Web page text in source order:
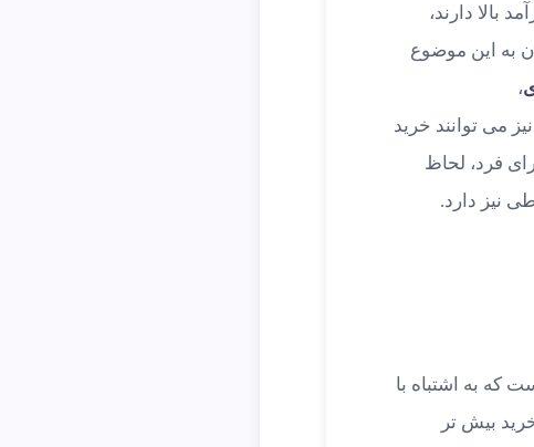
بالا دارند،
به این موضوع
،
نیز می توانند خرید
فرد، لحاظ
نیز دارد.
که به اشتباه با
بیش تر